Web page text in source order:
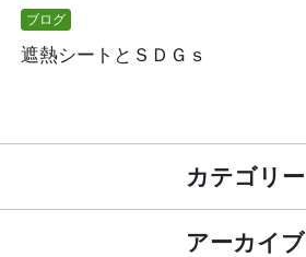
ブログ
遮熱シートとＳＤＧｓ
カテゴリー
アーカイブ